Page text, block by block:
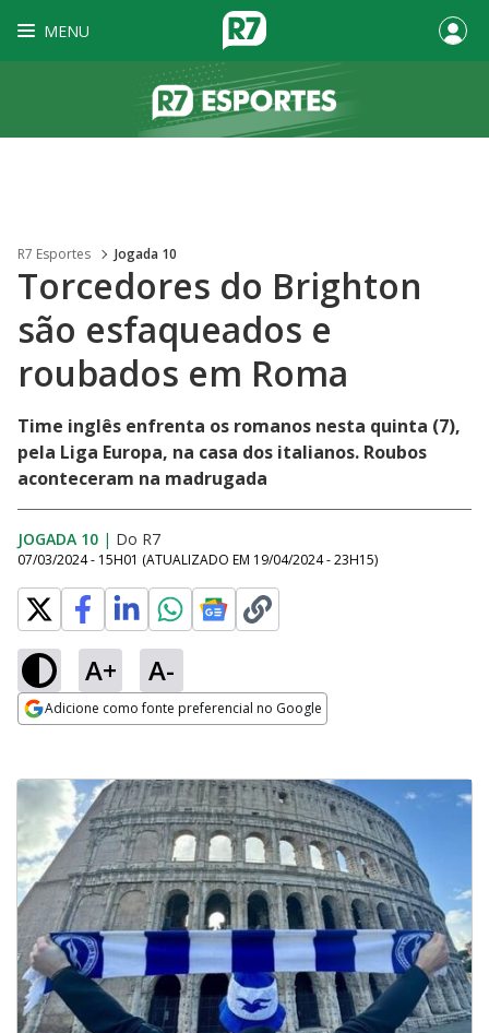
MENU
R7 Esportes Jogada 10
Torcedores do Brighton
são esfaqueados e
roubados em Roma
Time inglês enfrenta os romanos nesta quinta (7),
pela Liga Europa, na casa dos italianos. Roubos
aconteceram na madrugada
JOGADA 10 | Do R7
07/03/2024 - 15H01 (ATUALIZADO EM 19/04/2024 - 23H15)
A+ A-
Adicione como fonte preferencial no Google